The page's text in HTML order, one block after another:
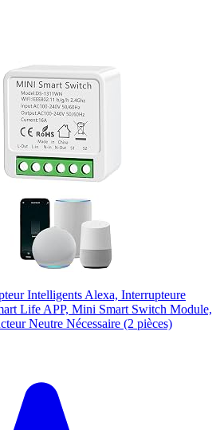
Intelligents Alexa, Interrupteure
Life APP, Mini Smart Switch Module,
Neutre Nécessaire (2 pièces)